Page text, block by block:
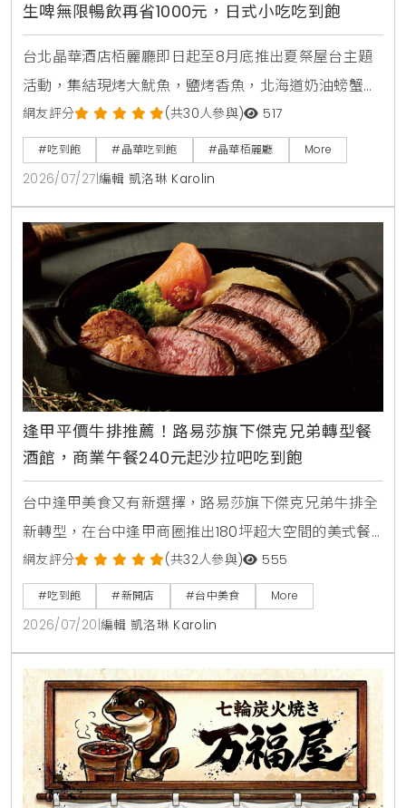
生啤無限暢飲再省1000元，日式小吃吃到飽
台北晶華酒店栢麗廳即日起至8月底推出夏祭屋台主題
活動，集結現烤大魷魚，鹽烤香魚，北海道奶油螃蟹燒
及甜蝦鮭魚親子丼等十數款日本街邊美食，搭配日本四
大生啤無限暢飲，下載晶華會APP領取折價券，4人同
行最高可折抵1000元，是暑假聚餐首選。
網友評分 (共30人參與) 517
#吃到飽 #晶華吃到飽 #晶華栢麗廳 More
2026/07/27 編輯 凱洛琳 Karolin
逢甲平價牛排推薦！路易莎旗下傑克兄弟轉型餐
酒館，商業午餐240元起沙拉吧吃到飽
台中逢甲美食又有新選擇，路易莎旗下傑克兄弟牛排全
新轉型，在台中逢甲商圈推出180坪超大空間的美式餐
酒館新店型。主打從早午餐，商業午餐到深夜餐酒全時
段供應，平日點早午餐加49元，晚上週末加99元即享
自助沙拉吧，路易莎咖啡無限續。商業午餐240元起，
更提供現烤披薩，各式烤串與超過100款世界微醺飲
品，是台中西屯朋友聚會，看球賽放鬆的寶藏餐廳。
網友評分 (共32人參與) 555
#吃到飽 #新開店 #台中美食 More
2026/07/20 編輯 凱洛琳 Karolin